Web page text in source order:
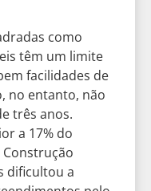
como
têm um limite
facilidades de
no entanto, não
três anos.
a 17% do
dificultou a